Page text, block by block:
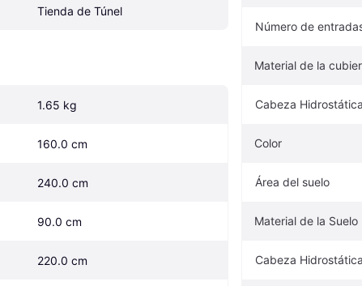
Tienda de Túnel
1.65 kg
160.0 cm
240.0 cm
90.0 cm
220.0 cm
Número de
Material de la
Cabeza
Color
Área del suelo
Material de la Suelo
Cabeza